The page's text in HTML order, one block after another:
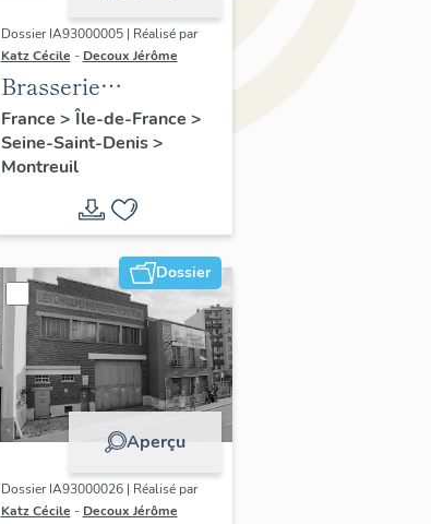
Dossier IA93000005 | Réalisé par
Katz Cécile - Decoux Jérôme
Brasserie
Bouchoule,
actuellement
logement
France > Île-de-France >
Seine-Saint-Denis>
Montreuil
Dossier
Aperçu
Dossier IA93000026 | Réalisé par
Katz Cécile - Decoux Jérôme